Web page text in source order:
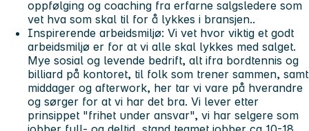
oppfølging og coaching fra erfarne salgsledere som
vet hva som skal til for å lykkes i bransjen..
Inspirerende arbeidsmiljø: Vi vet hvor viktig et godt
arbeidsmiljø er for at vi alle skal lykkes med salget.
Mye sosial og levende bedrift, alt ifra bordtennis og
billiard på kontoret, til folk som trener sammen, samt
middager og afterwork, her tar vi vare på hverandre
og sørger for at vi har det bra. Vi lever etter
prinsippet "frihet under ansvar", vi har selgere som